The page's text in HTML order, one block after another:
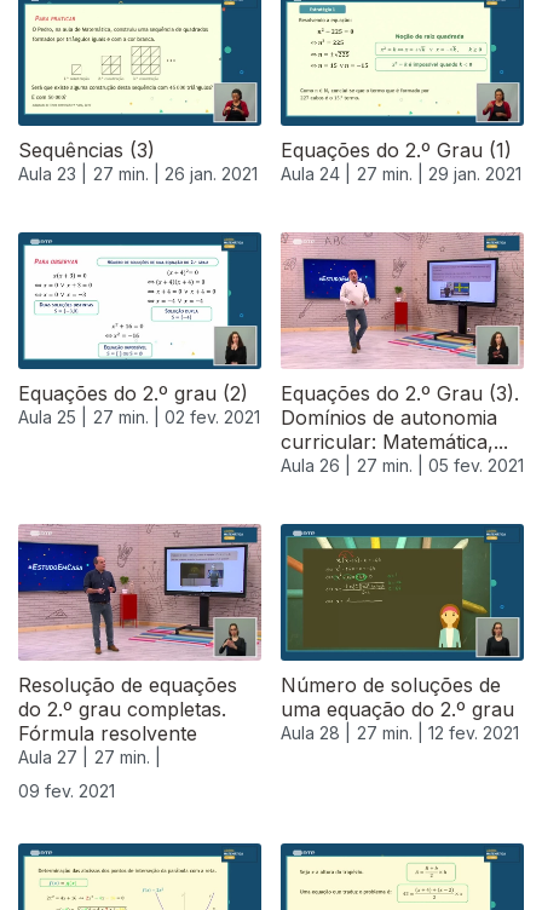
Sequências (3)
Aula 23 | 27 min. | 26 jan. 2021
Equações do 2.º Grau (1)
Aula 24 | 27 min. | 29 jan. 2021
Equações do 2.º grau (2)
Aula 25 | 27 min. | 02 fev. 2021
Equações do 2.º Grau (3).
Domínios de autonomia
curricular: Matemática,...
Aula 26 | 27 min. | 05 fev. 2021
Resolução de equações
do 2.º grau completas.
Fórmula resolvente
Aula 27 |
27 min. |
09 fev. 2021
Número de soluções de
uma equação do 2.º grau
Aula 28 | 27 min. | 12 fev. 2021